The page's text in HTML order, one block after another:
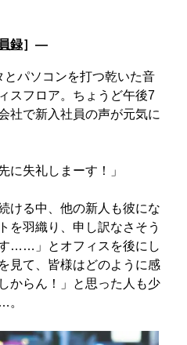
録］―
パソコンを打つ乾いた音
スフロア。ちょうど午後7
社で新入社員の声が元気に
に失礼しまーす！」
ける中、他の新人も彼にな
を羽織り、申し訳なさそう
……」とオフィスを後にし
見て、皆様はどのように感
からん！」と思った人も少
。